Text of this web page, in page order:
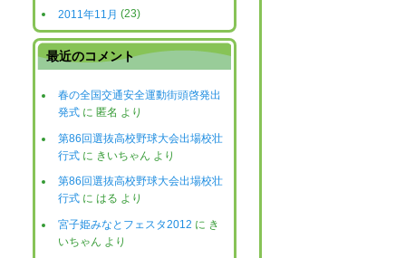
2011年11月 (23)
最近のコメント
春の全国交通安全運動街頭啓発出
発式に 匿名 より
第86回選抜高校野球大会出場校壮
行式に きいちゃん より
第86回選抜高校野球大会出場校壮
行式に はる より
宮子姫みなとフェスタ2012 に き
いちゃん より